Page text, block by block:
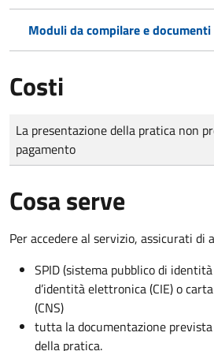
Moduli da compilare e
Costi
Tipo di pagamento
Importo
La presentazione della pratica non
pagamento
Cosa serve
Per accedere al servizio, assicurati di
SPID (sistema pubblico di
d’identità elettronica (CIE) o
(CNS)
tutta la documentazione
della pratica.